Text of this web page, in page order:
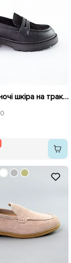
Лофери жіночі шкіра на тракторній підошві 592378 Чорні розпродаж
0